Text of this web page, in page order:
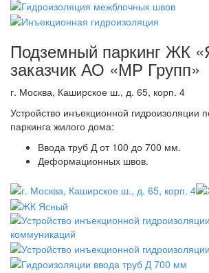
Подземный паркинг ЖК
заказчик АО «МР Групп»
г. Москва, Каширское ш., д. 65, корп. 4
Устройство инъекционной гидроизоляции
паркинга жилого дома:
Ввода труб Д от 100 до 700 мм.
Деформационных швов.